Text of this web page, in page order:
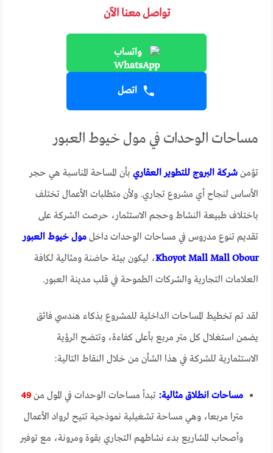
تواصل معنا الآن
واتساب
اتصل
مساحات الوحدات في مول خيوط العبور
تؤمنشركة البروج للتطوير العقاري بأن المساحة المناسبة هي حجر
الأساس لنجاح أي مشروع تجاري. ولأن متطلبات الأعمال تختلف
باختلاف طبيعة النشاط وحجم الاستثمار، حرصت الشركة على
تقديم تنوع مدروس في مساحات الوحدات داخلمول خيوط العبور
Khoyot Mall Mall Obour، ليكون بيئة حاضنة ومثالية لكافة
العلامات التجارية والشركات الطموحة في قلب مدينة العبور.
لقد تم تخطيط المساحات الداخلية للمشروع بذكاء هندسي فائق
يضمن استغلال كل متر مربع بأعلى كفاءة، وتتضح الرؤية
الاستثمارية للشركة في هذا الشأن من خلال النقاط التالية:
مساحات انطلاق مثالية: تبدأ مساحات الوحدات في المول من49
مترا مربعا، وهي مساحة تشغيلية نموذجية تتيح لرواد الأعمال
وأصحاب المشاريع بدء نشاطهم التجاري بقوة ومرونة، مع توفير